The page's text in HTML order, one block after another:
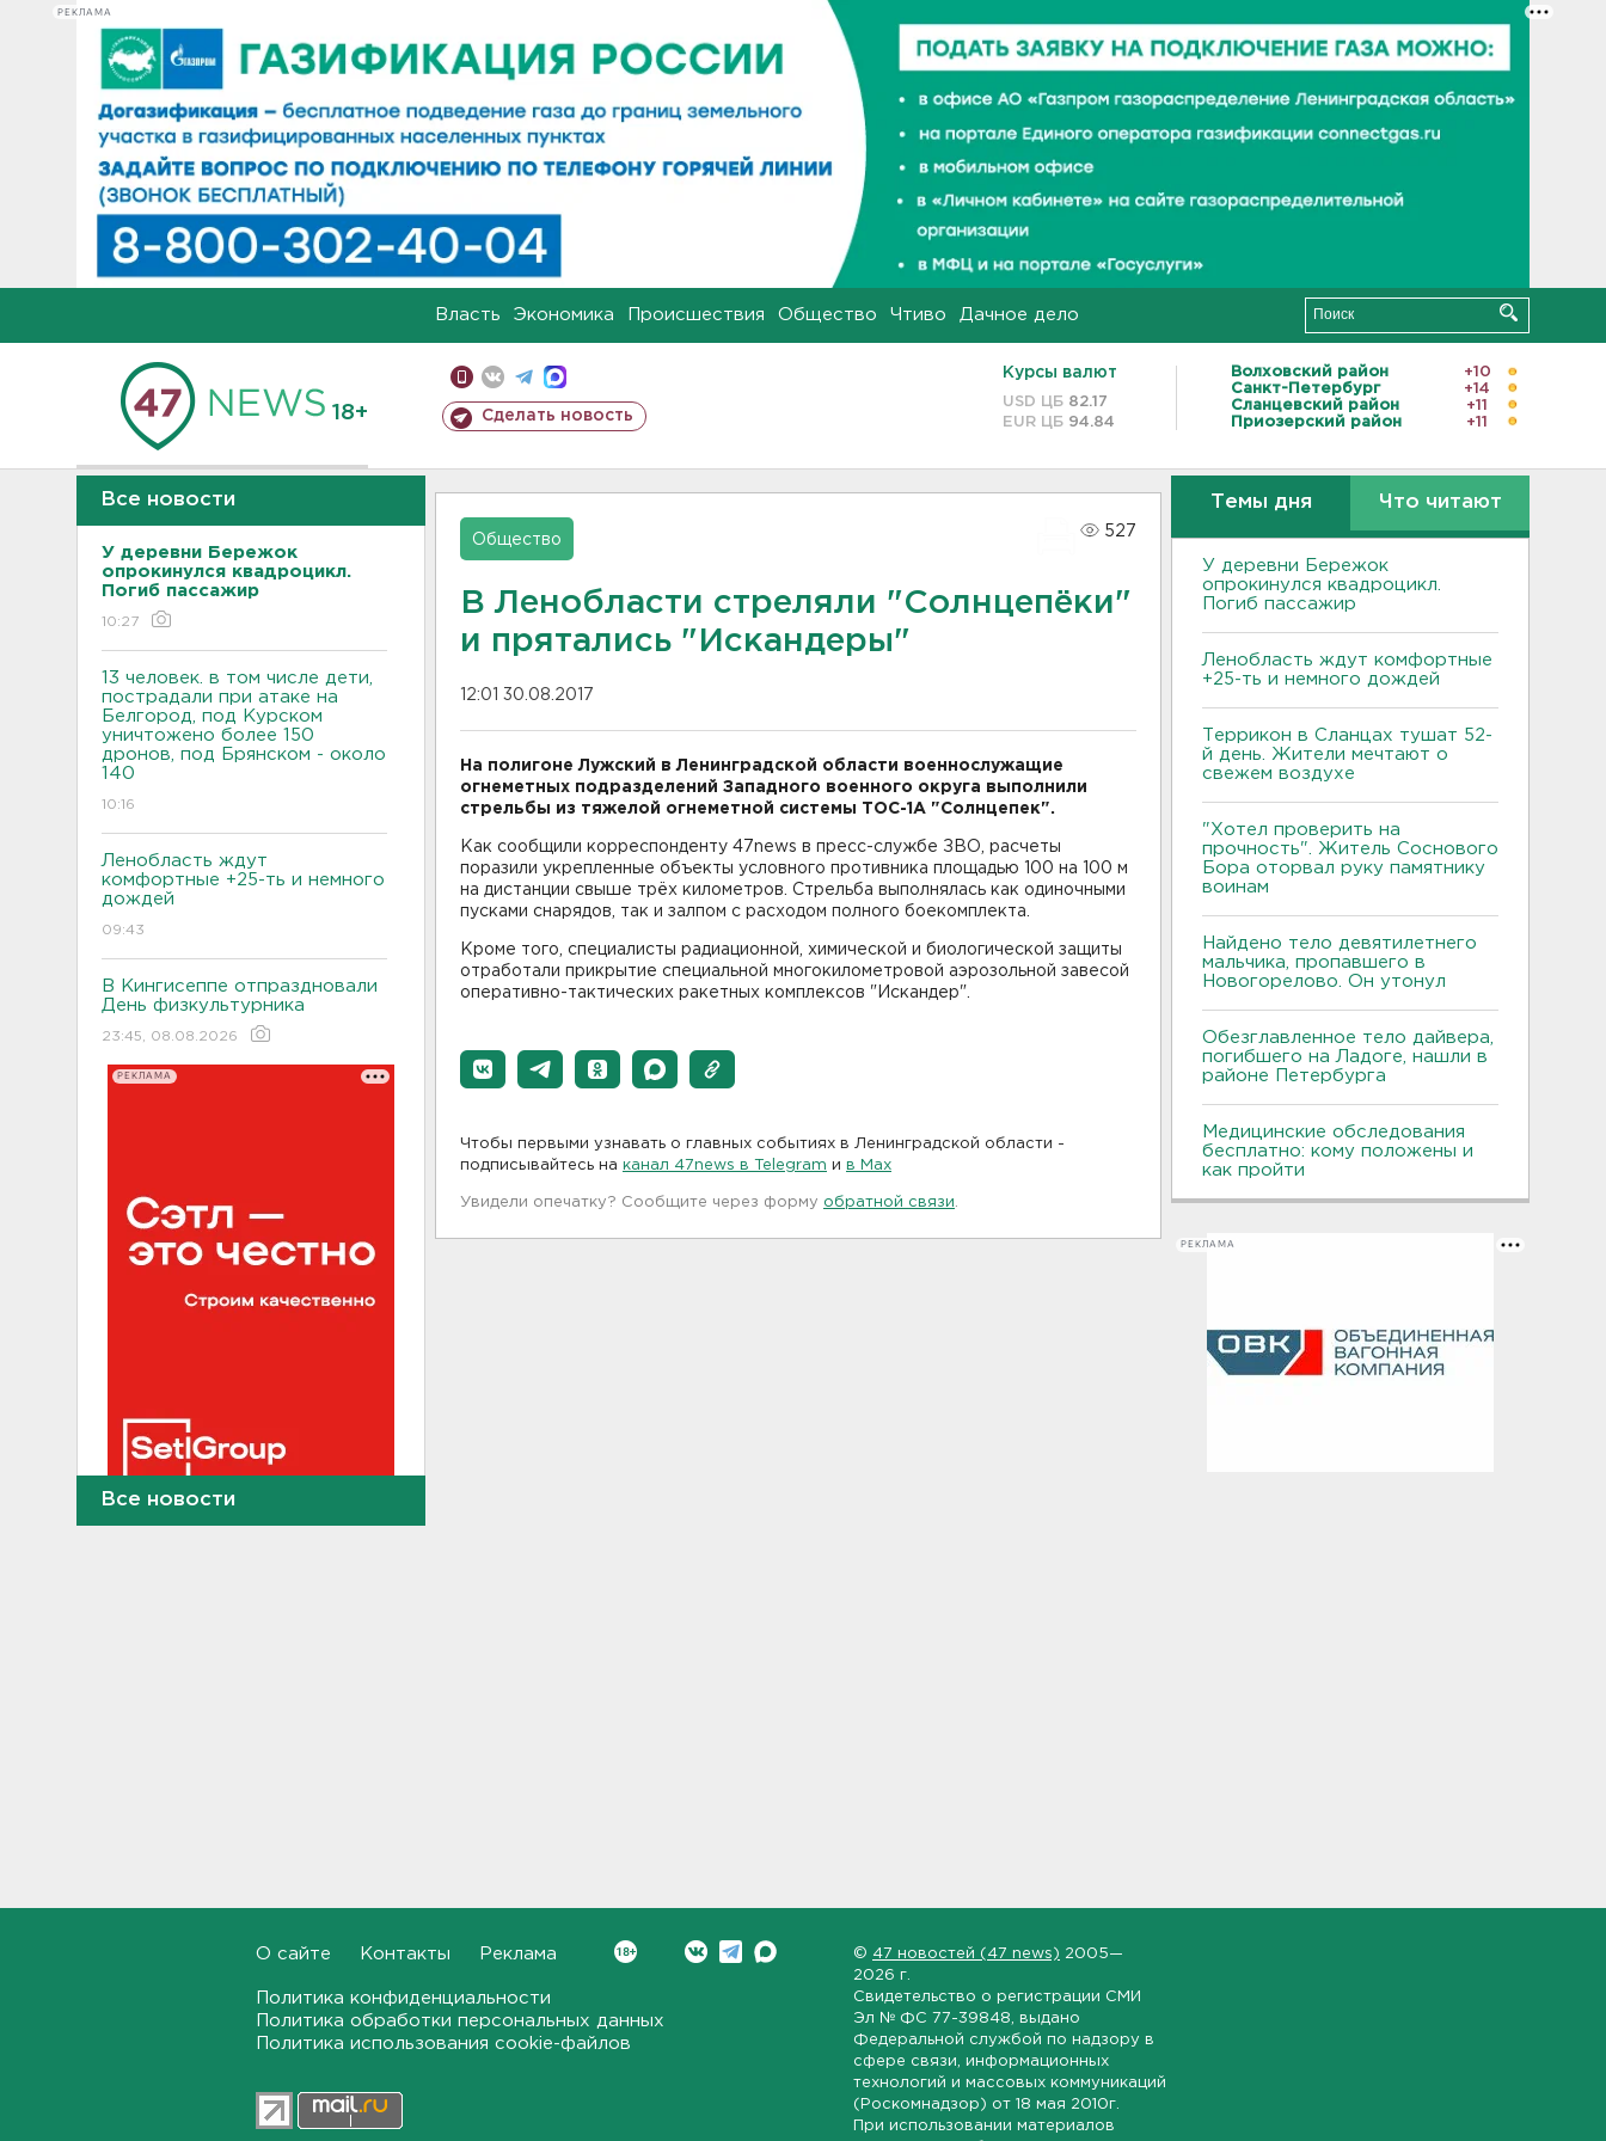
РЕКЛАМА
Власть Экономика Происшествия Общество Чтиво Дачное дело
18+ Сделать новость
Курсы валют
USD ЦБ 82.17
EUR ЦБ 94.84
Волховский район
+10
Санкт-Петербург
+14
Сланцевский район
+11
Приозерский район
+11
Все новости
У деревни Бережок
опрокинулся квадроцикл.
Погиб пассажир
10:27
13 человек. в том числе дети,
пострадали при атаке на
Белгород, под Курском
уничтожено более 150
дронов, под Брянском - около
140
10:16
Ленобласть ждут
комфортные +25-ть и немного
дождей
09:43
В Кингисеппе отпраздновали
День физкультурника
23:45, 08.08.2026
РЕКЛАМА
22:11, 08.08.2026
Женщина прыгнула в Неву на
автомобилей близ Киришей
пострадали дети
Все новости
Общество
527
В Ленобласти стреляли "Солнцепёки"
и прятались "Искандеры"
12:01 30.08.2017
На полигоне Лужский в Ленинградской области военнослужащие
огнеметных подразделений Западного военного округа выполнили
стрельбы из тяжелой огнеметной системы ТОС-1А "Солнцепек".
Как сообщили корреспонденту 47news в пресс-службе ЗВО, расчеты
поразили укрепленные объекты условного противника площадью 100 на 100 м
на дистанции свыше трёх километров. Стрельба выполнялась как одиночными
пусками снарядов, так и залпом с расходом полного боекомплекта.
Кроме того, специалисты радиационной, химической и биологической защиты
отработали прикрытие специальной многокилометровой аэрозольной завесой
оперативно-тактических ракетных комплексов "Искандер".
Чтобы первыми узнавать о главных событиях в Ленинградской области -
подписывайтесь на канал 47news в Telegram и в Maх
Увидели опечатку? Сообщите через форму обратной связи
Темы дня Что читают
У деревни Бережок
опрокинулся квадроцикл.
Погиб пассажир
Ленобласть ждут комфортные
+25-ть и немного дождей
Террикон в Сланцах тушат 52-
й день. Жители мечтают о
свежем воздухе
"Хотел проверить на
прочность". Житель Соснового
Бора оторвал руку памятнику
воинам
Найдено тело девятилетнего
мальчика, пропавшего в
Новогорелово. Он утонул
Обезглавленное тело дайвера,
погибшего на Ладоге, нашли в
районе Петербурга
Медицинские обследования
бесплатно: кому положены и
как пройти
РЕКЛАМА
О сайте Контакты Реклама
Политика конфиденциальности
Политика обработки персональных данных
Политика использования cookie-файлов
© 47 новостей (47 news) 2005—
2026 г.
Свидетельство о регистрации СМИ
Эл № ФС 77-39848 , выдано
Федеральной службой по надзору в
сфере связи, информационных
технологий и массовых коммуникаций
(Роскомнадзор) от 18 мая 2010г.
При использовании материалов